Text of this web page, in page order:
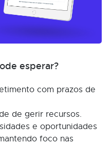
esperar?
com prazos de
de gerir recursos.
e oportunidades
foco nas